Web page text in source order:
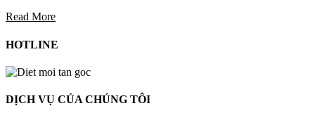
Read More
HOTLINE
DỊCH VỤ CỦA CHÚNG TÔI